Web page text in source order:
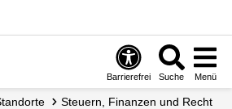
Barrierefrei Suche Menü
Standorte
Steuern, Finanzen und Recht